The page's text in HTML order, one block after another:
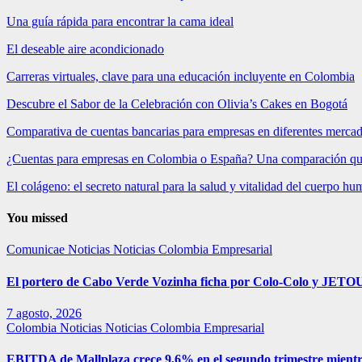
Una guía rápida para encontrar la cama ideal
El deseable aire acondicionado
Carreras virtuales, clave para una educación incluyente en Colombia
Descubre el Sabor de la Celebración con Olivia’s Cakes en Bogotá
Comparativa de cuentas bancarias para empresas en diferentes
¿Cuentas para empresas en Colombia o España? Una comparación
El colágeno: el secreto natural para la salud y vitalidad del cuerpo
You missed
Comunicae Noticias Noticias Colombia Empresarial
El portero de Cabo Verde Vozinha ficha por Colo-Colo y
7 agosto, 2026
Colombia Noticias Noticias Colombia Empresarial